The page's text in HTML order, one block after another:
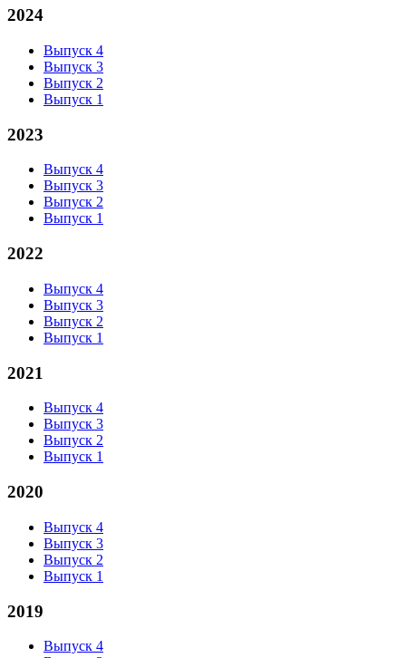
2024
Выпуск 4
Выпуск 3
Выпуск 2
Выпуск 1
2023
Выпуск 4
Выпуск 3
Выпуск 2
Выпуск 1
2022
Выпуск 4
Выпуск 3
Выпуск 2
Выпуск 1
2021
Выпуск 4
Выпуск 3
Выпуск 2
Выпуск 1
2020
Выпуск 4
Выпуск 3
Выпуск 2
Выпуск 1
2019
Выпуск 4